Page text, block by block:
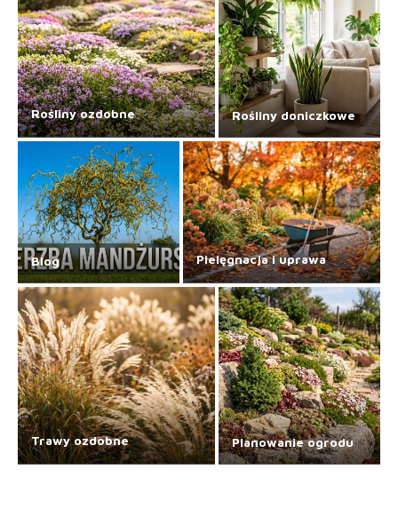
Rośliny ozdobne Rośliny doniczkowe
Blog Pielęgnacja i uprawa
Trawy ozdobne Planowanie ogrodu